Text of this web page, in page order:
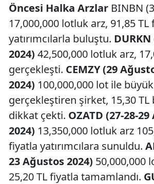
Öncesi Halka Arzlar BINBN
17,000,000 lotluk arz, 91,85 TL
yatırımcılarla buluştu.
2024) 42,500,000 lotluk arz,
gerçekleşti. CEMZY (29
2024) 100,000,000 lot ile
gerçekleştiren şirket, 15,30
dikkat çekti. OZATD (27-28-
2024) 13,350,000 lotluk arz
fiyatla yatırımcılara sunuldu.
23 Ağustos 2024) 50,000,000
25,20 TL fiyatla tamamlandı.